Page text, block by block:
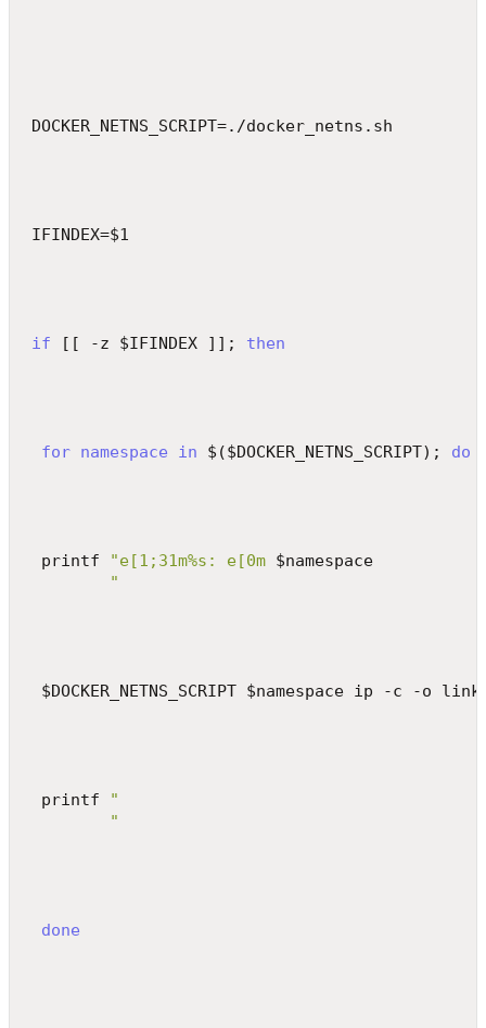
DOCKER_NETNS_SCRIPT=./docker_netns.sh
IFINDEX=$1
if [[ -z $IFINDEX ]]; then
for namespace in $($DOCKER_NETNS_SCRIPT); do
printf
"e[1;31m%s: e[0m
"
$namespace
$DOCKER_NETNS_SCRIPT $namespace ip -c -o link
printf
"
"
done